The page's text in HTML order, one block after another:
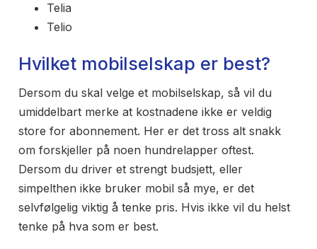
Telia
Telio
Hvilket mobilselskap er best?
Dersom du skal velge et mobilselskap, så vil du
umiddelbart merke at kostnadene ikke er veldig
store for abonnement. Her er det tross alt snakk
om forskjeller på noen hundrelapper oftest.
Dersom du driver et strengt budsjett, eller
simpelthen ikke bruker mobil så mye, er det
selvfølgelig viktig å tenke pris. Hvis ikke vil du helst
tenke på hva som er best.